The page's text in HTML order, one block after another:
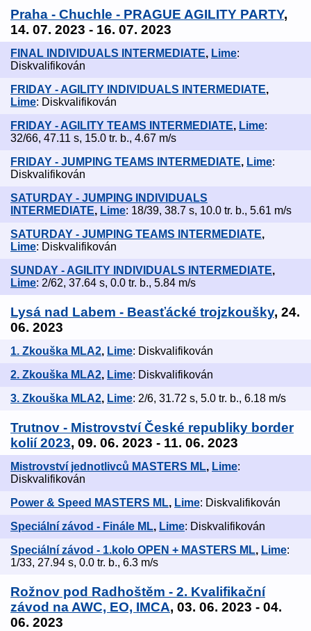
Praha - Chuchle - PRAGUE AGILITY PARTY,
14. 07. 2023 - 16. 07. 2023
FINAL INDIVIDUALS INTERMEDIATE, Lime:
Diskvalifikován
FRIDAY - AGILITY INDIVIDUALS INTERMEDIATE,
Lime: Diskvalifikován
FRIDAY - AGILITY TEAMS INTERMEDIATE, Lime:
32/66, 47.11 s, 15.0 tr. b., 4.67 m/s
FRIDAY - JUMPING TEAMS INTERMEDIATE, Lime:
Diskvalifikován
SATURDAY - JUMPING INDIVIDUALS
INTERMEDIATE, Lime: 18/39, 38.7 s, 10.0 tr. b., 5.61 m/s
SATURDAY - JUMPING TEAMS INTERMEDIATE,
Lime: Diskvalifikován
SUNDAY - AGILITY INDIVIDUALS INTERMEDIATE,
Lime: 2/62, 37.64 s, 0.0 tr. b., 5.84 m/s
Lysá nad Labem - Beasťácké trojzkoušky, 24.
06. 2023
1. Zkouška MLA2, Lime: Diskvalifikován
2. Zkouška MLA2, Lime: Diskvalifikován
3. Zkouška MLA2, Lime: 2/6, 31.72 s, 5.0 tr. b., 6.18 m/s
Trutnov - Mistrovství České republiky border
kolií 2023, 09. 06. 2023 - 11. 06. 2023
Mistrovství jednotlivců MASTERS ML, Lime:
Diskvalifikován
Power & Speed MASTERS ML, Lime: Diskvalifikován
Speciální závod - Finále ML, Lime: Diskvalifikován
Speciální závod - 1.kolo OPEN + MASTERS ML, Lime:
1/33, 27.94 s, 0.0 tr. b., 6.3 m/s
Rožnov pod Radhoštěm - 2. Kvalifikační
závod na AWC, EO, IMCA, 03. 06. 2023 - 04.
06. 2023